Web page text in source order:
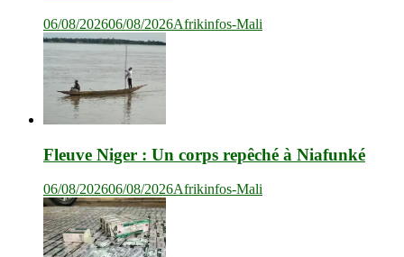
06/08/202606/08/2026Afrikinfos-Mali
Fleuve Niger : Un corps repêché à Niafunké
06/08/202606/08/2026Afrikinfos-Mali